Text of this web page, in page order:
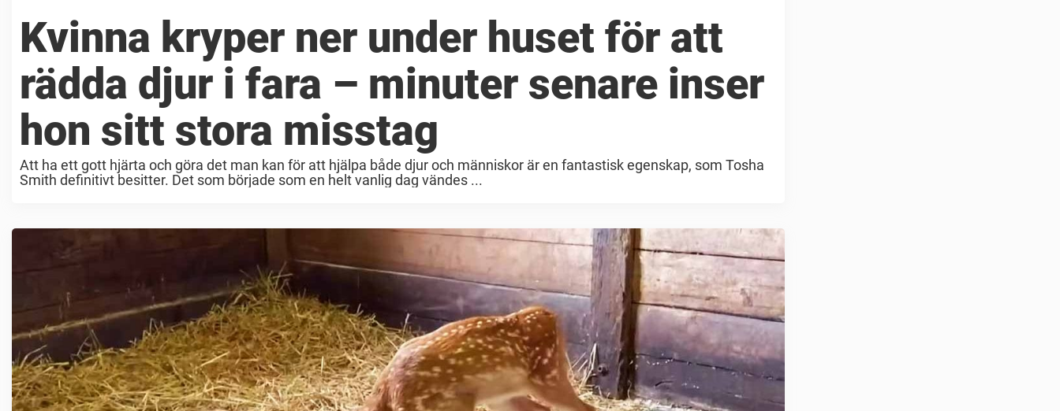
Kvinna kryper ner under huset för att
rädda djur i fara – minuter senare inser
hon sitt stora misstag
Att ha ett gott hjärta och göra det man kan för att hjälpa både djur och människor är en fantastisk egenskap, som Tosha
Smith definitivt besitter. Det som började som en helt vanlig dag vändes ...